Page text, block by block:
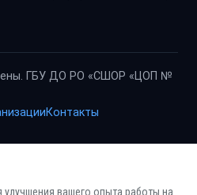
ГБУ ДО РО «СШОР «ЦОП №
Контакты
вашего опыта работы на